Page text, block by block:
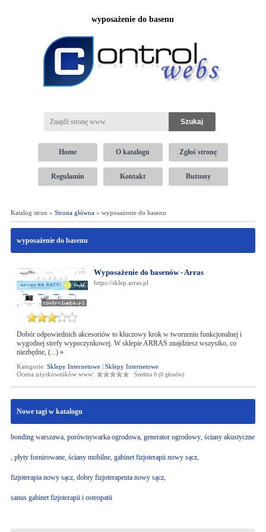
wyposażenie do basenu
Home O katalogu Zgłoś stronę
Regulamin Kontakt Buttony
Katalog stron » Strona główna» wyposażenie do basenu
wyposażenie do basenu
Wyposażenie do basenów - Arras
https://sklep.arras.pl
Dobór odpowiednich akcesoriów to kluczowy krok w tworzeniu funkcjonalnej i
wygodnej strefy wypoczynkowej. W sklepie ARRAS znajdziesz wszystko, co
niezbędne, (...) »
Kategorie: Sklepy Internetowe| Sklepy Internetowe
Ocena użytkowników www:
Średnia 0 (0 głosów)
Nowe tagi w katalogu
bonding warszawa, porównywarka ogrodowa, generator ogrodowy, ściany akustyczne
, płyty fornirowane, ściany mobilne, gabinet fizjoterapii nowy sącz,
fizjoterapia nowy sącz, dobry fizjoterapeuta nowy sącz,
sanus gabinet fizjoterapii i osteopatii